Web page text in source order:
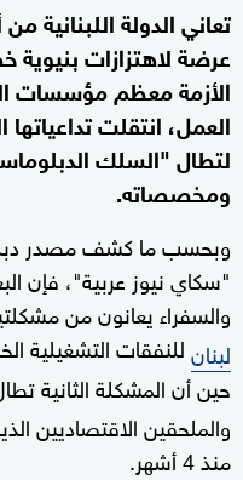
تعاني الدولة اللبنانية
عرضة لاهتزازات
الأزمة معظم مؤسسات
العمل، انتقلت
لتطال "السلك
ومخصصاته.
وبحسب ما كشف مصدر
"سكاي نيوز عربية"، فإن
والسفراء يعانون من
لبنانللنفقات التشغيلية
حين أن المشكلة الثانية
والملحقين الاقتصاديين
منذ 4 أشهر.